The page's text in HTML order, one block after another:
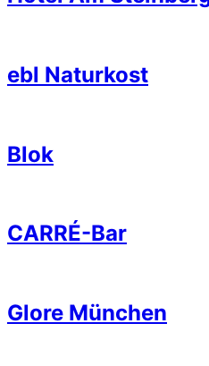
ebl Naturkost
Blok
CARRÉ-Bar
Glore München